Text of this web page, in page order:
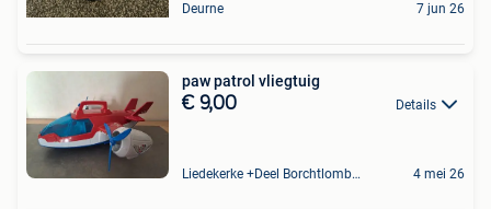
Deurne 7 jun 26
paw patrol vliegtuig
€ 9,00 Details
Liedekerke +Deel Borchtlombeek 4 mei 26